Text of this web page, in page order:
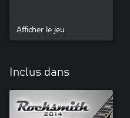
Afficher le jeu
Inclus dans